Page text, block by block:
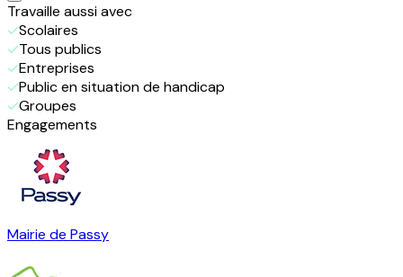
Travaille aussiavec
Scolaires
Tous publics
Entreprises
Public en situation de handicap
Groupes
Engagements
Mairie de Passy